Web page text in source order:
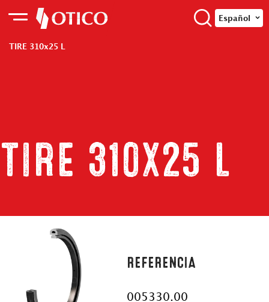
Español
TIRE 310x25 L
TIRE 310x25 L
REFERENCIA
005330.00